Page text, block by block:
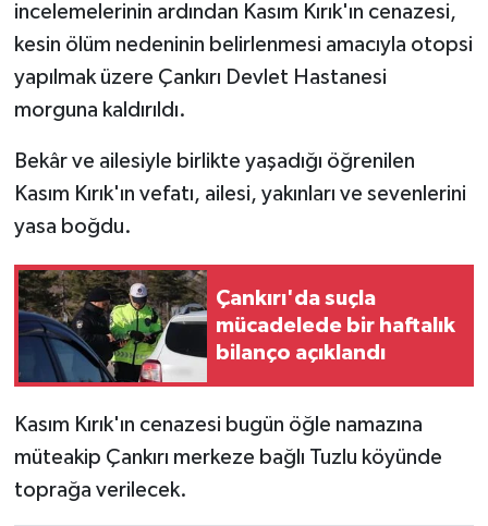
incelemelerinin ardından Kasım Kırık'ın cenazesi,
kesin ölüm nedeninin belirlenmesi amacıyla otopsi
yapılmak üzere Çankırı Devlet Hastanesi
morguna kaldırıldı.
Bekâr ve ailesiyle birlikte yaşadığı öğrenilen
Kasım Kırık'ın vefatı, ailesi, yakınları ve sevenlerini
yasa boğdu.
Çankırı'da suçla
mücadelede bir haftalık
bilanço açıklandı
Kasım Kırık'ın cenazesi bugün öğle namazına
müteakip Çankırı merkeze bağlı Tuzlu köyünde
toprağa verilecek.